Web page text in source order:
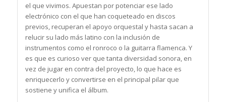
el que vivimos. Apuestan por potenciar ese lado
electrónico con el que han coqueteado en discos
previos, recuperan el apoyo orquestal y hasta sacan a
relucir su lado más latino con la inclusión de
instrumentos como el ronroco o la guitarra flamenca. Y
es que es curioso ver que tanta diversidad sonora, en
vez de jugar en contra del proyecto, lo que hace es
enriquecerlo y convertirse en el principal pilar que
sostiene y unifica el álbum.